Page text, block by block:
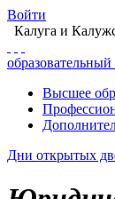
Войти
Калуга и
образовательный
Высшее
Дни открытых